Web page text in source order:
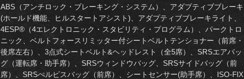
ABS（アンチロック・ブレーキング・システム）、アダプティブブレーキ
(ホールド機能、ヒルスタートアシスト)、アダプティブブレーキライト、
4ESP®（4エレクトロニック・スタビリティ・プログラム）、パークトロ
ニック、ベルトフォースリミッター付シートベルトテンショナー（前席・
後席左右）、3点式シートベルト&ヘッドレスト（全5席）、SRSエアバッ
グ（運転席・助手席）、SRSウィンドウバッグ、SRSサイドバッグ（前
席）、SRSぺルビスバッグ（前席）、シートセンサー(助手席）、ISO-FIX